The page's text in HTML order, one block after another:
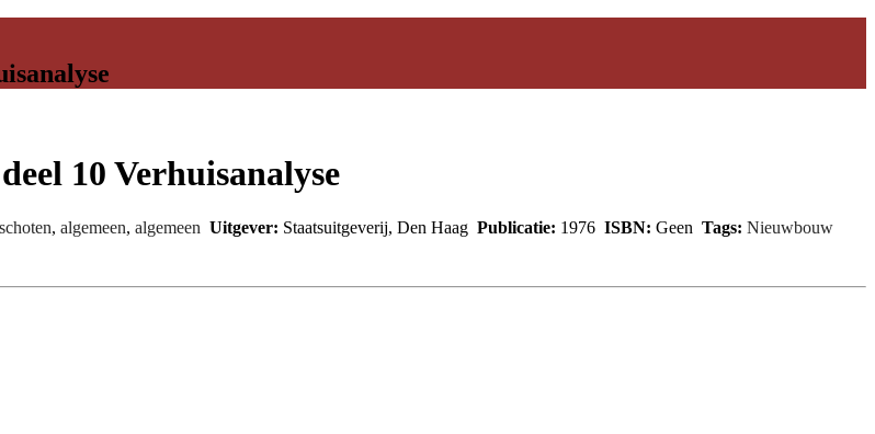
10 Verhuisanalyse
, algemeen, algemeen Uitgever: Staatsuitgeverij, Den Haag Publicatie: 1976 ISBN: Geen Tags: Nieuwbouw